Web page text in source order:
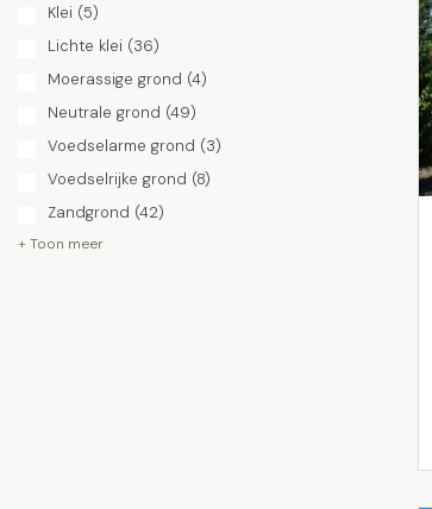
Klei (5)
Lichte klei (36)
Moerassige grond (4)
Neutrale grond (49)
Voedselarme grond (3)
Voedselrijke grond (8)
Zandgrond (42)
+ Toon meer